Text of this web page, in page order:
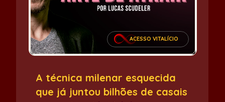
A técnica milenar esquecida
que já juntou bilhões de casais
ACESSO VITALÍCIO